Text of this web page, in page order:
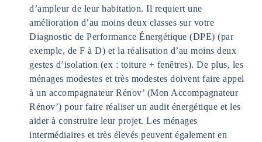
d’ampleur de leur habitation. Il requiert une
amélioration d’au moins deux classes sur votre
Diagnostic de Performance Énergétique (DPE) (par
exemple, de F à D) et la réalisation d’au moins deux
gestes d’isolation (ex : toiture + fenêtres). De plus, les
ménages modestes et très modestes doivent faire appel
à un accompagnateur Rénov’ (Mon Accompagnateur
Rénov’) pour faire réaliser un audit énergétique et les
aider à construire leur projet. Les ménages
intermédiaires et très élevés peuvent également en